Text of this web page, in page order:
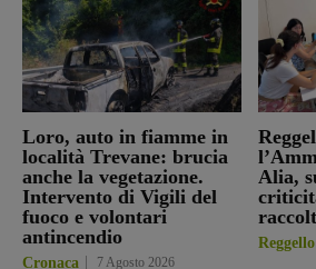
Loro, auto in fiamme in
località Trevane: brucia
anche la vegetazione.
Intervento di Vigili del
fuoco e volontari
antincendio
Cronaca 7 Agosto 2026
Alia,
Reggello